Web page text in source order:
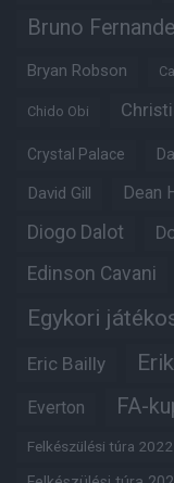
Bruno
Bryan Robson
Chido Obi
Crystal Palace
David Gill Dean
Diogo Dalot
Edinson Cavani
Egykori
Eric Bailly
Everton FA-
Felkészülési túra 2022